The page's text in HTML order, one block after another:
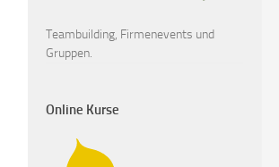
Teambuilding, Firmenevents und
Gruppen.
Online Kurse